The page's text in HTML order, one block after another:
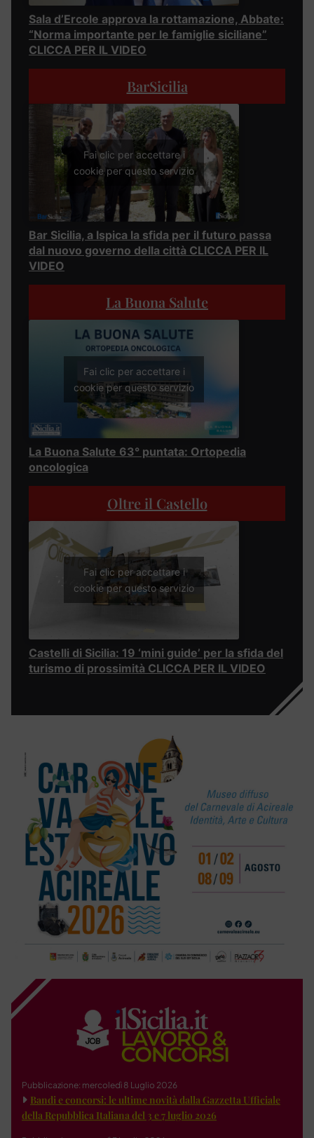
Sala d’Ercole approva la rottamazione, Abbate:
“Norma importante per le famiglie siciliane”
CLICCA PER IL VIDEO
BarSicilia
Fai clic per accettare i
cookie per questo servizio
Bar Sicilia, a Ispica la sfida per il futuro passa
dal nuovo governo della città CLICCA PER IL
VIDEO
La Buona Salute
Fai clic per accettare i
cookie per questo servizio
La Buona Salute 63° puntata: Ortopedia
oncologica
Oltre il Castello
Fai clic per accettare i
cookie per questo servizio
Castelli di Sicilia: 19 ‘mini guide’ per la sfida del
turismo di prossimità CLICCA PER IL VIDEO
Pubblicazione: mercoledì 8 Luglio 2026
Bandi e concorsi: le ultime novità dalla Gazzetta Ufficiale
della Repubblica Italiana del 3 e 7 luglio 2026